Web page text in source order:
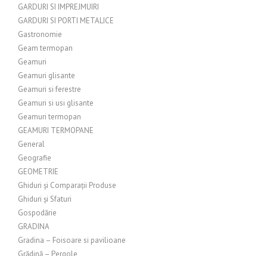
GARDURI SI IMPREJMUIRI
GARDURI SI PORTI METALICE
Gastronomie
Geam termopan
Geamuri
Geamuri glisante
Geamuri si ferestre
Geamuri si usi glisante
Geamuri termopan
GEAMURI TERMOPANE
General
Geografie
GEOMETRIE
Ghiduri și Comparații Produse
Ghiduri și Sfaturi
Gospodărie
GRADINA
Gradina – Foisoare si pavilioane
Grădină – Pergole